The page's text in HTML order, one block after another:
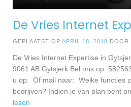
De Vries Internet
GEPLAATST OP APRIL 18, 2018 DOOR
De Vries Internet Expertise in
9061 AB Gytsjerk Bel ons op:
u op: Of mail naar: Welke functies
bedrijven? Indien je van plan bent
lezen